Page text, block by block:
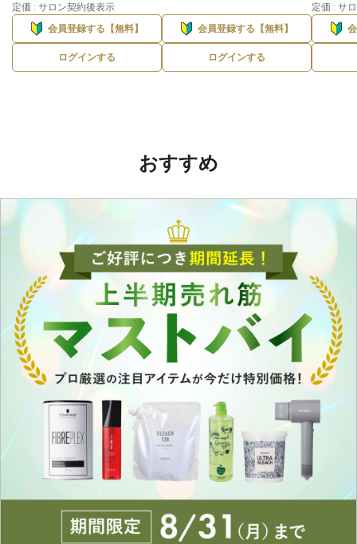
定価 : サロン契約後表示
会員登録する【無料】
ログインする
会員登録する【無料】
ログインする
定価 : サ
おすすめ